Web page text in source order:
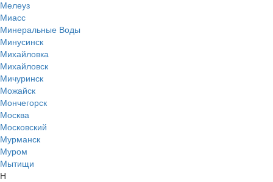
Мелеуз
Миасс
Минеральные Воды
Минусинск
Михайловка
Михайловск
Мичуринск
Можайск
Мончегорск
Москва
Московский
Мурманск
Муром
Мытищи
Н